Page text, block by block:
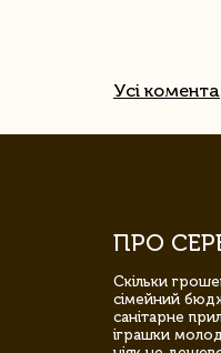
Усі
ПРО
Скільки
сімейний
санітарне
іграшки